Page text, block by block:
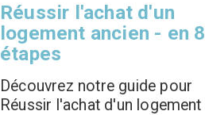
Réussir l'achat d'un
logement ancien - en 8
étapes
Découvrez notre guide pour
Réussir l'achat d'un logement